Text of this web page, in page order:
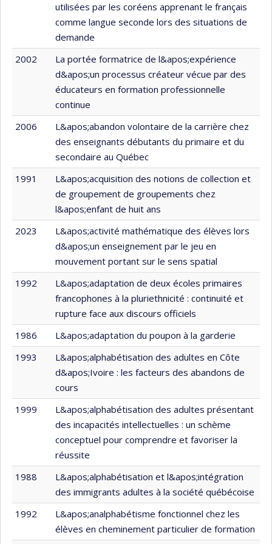
utilisées par les coréens apprenant le français
comme langue seconde lors des situations de
demande
2002
La portée formatrice de l&apos;expérience
d&apos;un processus créateur vécue par des
éducateurs en formation professionnelle
continue
2006
L&apos;abandon volontaire de la carrière chez
des enseignants débutants du primaire et du
secondaire au Québec
1991
L&apos;acquisition des notions de collection et
de groupement de groupements chez
l&apos;enfant de huit ans
2023
L&apos;activité mathématique des élèves lors
d&apos;un enseignement par le jeu en
mouvement portant sur le sens spatial
1992
L&apos;adaptation de deux écoles primaires
francophones à la pluriethnicité : continuité et
rupture face aux discours officiels
1986
L&apos;adaptation du poupon à la garderie
1993
L&apos;alphabétisation des adultes en Côte
d&apos;Ivoire : les facteurs des abandons de
cours
1999
L&apos;alphabétisation des adultes présentant
des incapacités intellectuelles : un schème
conceptuel pour comprendre et favoriser la
réussite
1988
L&apos;alphabétisation et l&apos;intégration
des immigrants adultes à la société québécoise
1992
L&apos;analphabétisme fonctionnel chez les
élèves en cheminement particulier de formation